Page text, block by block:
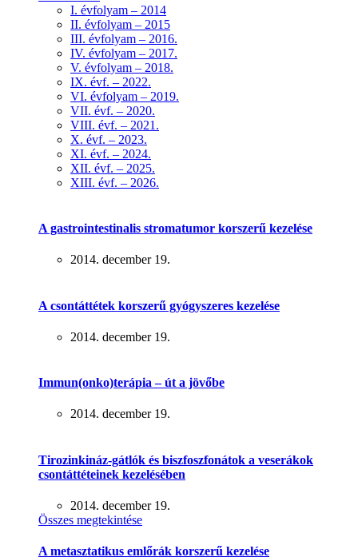
I. évfolyam – 2014
II. évfolyam – 2015
III. évfolyam – 2016.
IV. évfolyam – 2017.
V. évfolyam – 2018.
IX. évf. – 2022.
VI. évfolyam – 2019.
VII. évf. – 2020.
VIII. évf. – 2021.
X. évf. – 2023.
XI. évf. – 2024.
XII. évf. – 2025.
XIII. évf. – 2026.
A gastrointestinalis stromatumor korszerű kezelése
2014. december 19.
A csontáttétek korszerű gyógyszeres kezelése
2014. december 19.
Immun(onko)terápia – út a jövőbe
2014. december 19.
Tirozinkináz-gátlók és biszfoszfonátok a veserákok
csontáttéteinek kezelésében
2014. december 19.
Összes megtekintése
A metasztatikus emlőrák korszerű kezelése